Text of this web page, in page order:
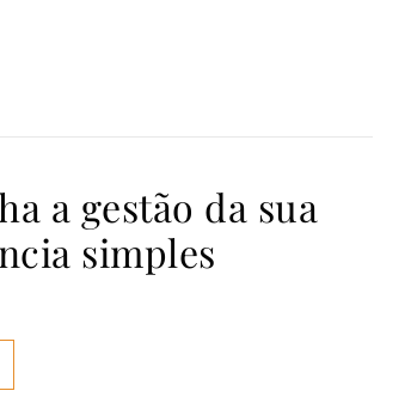
a gestão da sua
simples